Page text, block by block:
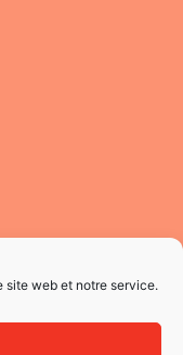
site web et notre service.